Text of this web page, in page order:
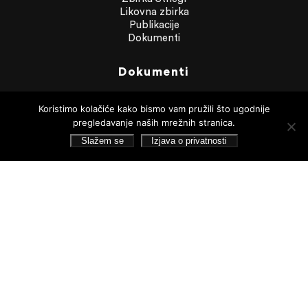
Likovna zbirka
Publikacije
Dokumenti
Dokumenti
Javna nabava
Statut Galerije
Pristup informacijama
Izjava o privatnosti
Koristimo kolačiće kako bismo vam pružili što ugodnije
pregledavanje naših mrežnih stranica.
Slažem se Izjava o privatnosti